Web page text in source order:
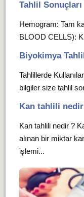
Tahlil
Hemogram: Tam
BLOOD CELLS):
Biyokimya
Tahlillerde
bilgiler size tahlil
Kan tahlili
Kan tahlili nedir ?
alınan bir miktar
işlemi...